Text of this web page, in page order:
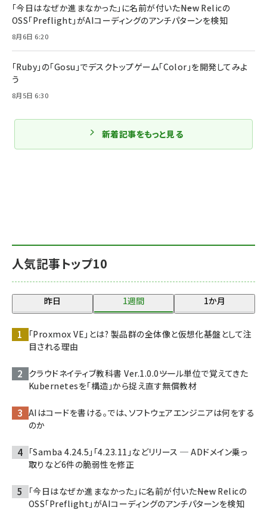
人気記事トップ10
昨日 1週間 1か月
「Proxmox VE」とは? 製品群の全体像と仮想化基盤として注
目される理由
クラウドネイティブ教科書 Ver.1.0.0――ツール単位で覚えてきた
Kubernetesを「構造」から捉え直す無償教材
AIはコードを書ける。では、ソフトウェアエンジニアは何をする
のか
「Samba 4.24.5」「4.23.11」などリリース ─ ADドメイン乗っ
取りなど6件の脆弱性を修正
「今日はなぜか進まなかった」に名前が付いた――New Relicの
OSS「Preflight」がAIコーディングのアンチパターンを検知
「今日はなぜか進まなかった」に名前が付いた――New Relicの
OSS「Preflight」がAIコーディングのアンチパターンを検知
8月6日 6:20
「Ruby」の「Gosu」でデスクトップゲーム「Color」を開発してみよ
う
8月5日 6:30
新着記事をもっと見る